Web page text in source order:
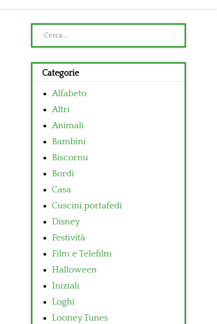
Ricerca
per:
Categorie
Alfabeto
Altri
Animali
Bambini
Biscornu
Bordi
Casa
Cuscini portafedi
Disney
Festività
Film e Telefilm
Halloween
Iniziali
Loghi
Looney Tunes